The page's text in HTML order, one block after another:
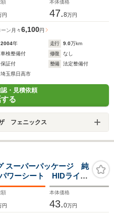
額
円
本体価格
47.8万円
ン 月々6,100円
2004年 走行 9.0万km
車検整備付 修復
なし
保証付 整備
法定整備付
埼玉県日高市
・見積依頼
る
フェニックス
スーパーパッケージ 純
ワーシート HIDライ
トライト オートエア
枚R2年R4年R6年 純
ダル
額
円
本体価格
43.0万円